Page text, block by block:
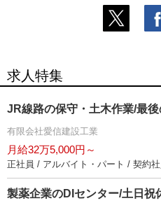
求人特集
JR線路の保守・土木作業/最
有限会社愛信建設工業
月給32万5,000円～
正社員 / アルバイト・パート / 契約
製薬企業のDIセンター/土日祝